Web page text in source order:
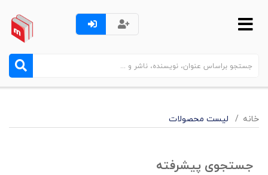
خانه لیست محصولات
جستجوی پیشرفته